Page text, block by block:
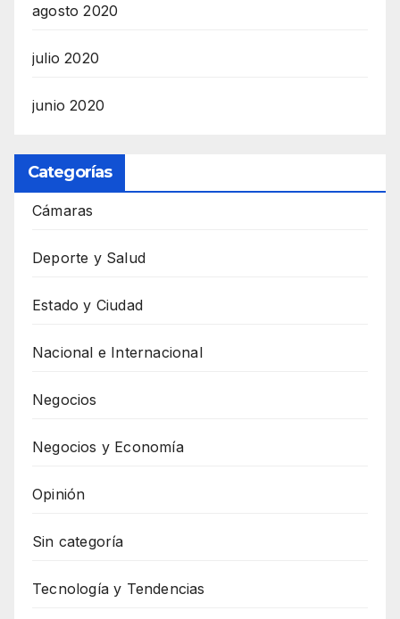
agosto 2020
julio 2020
junio 2020
Categorías
Cámaras
Deporte y Salud
Estado y Ciudad
Nacional e Internacional
Negocios
Negocios y Economía
Opinión
Sin categoría
Tecnología y Tendencias